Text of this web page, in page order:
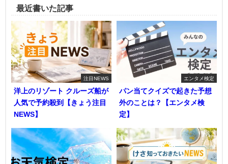
最近書いた記事
注目NEWS
洋上のリゾート クルーズ船が
人気で予約殺到【きょう注目
NEWS】
エンタメ検定
パン当てクイズで起きた予想
外のことは？【エンタメ検
定】